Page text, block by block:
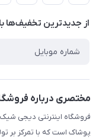
درباره ما
حریم خصوصی
راهنما
از جدید‌ترین تخفیف‌ها
مختصری درباره
فروشگاه اینترنتی دیجی
پوشاک است که با تمرکز بر